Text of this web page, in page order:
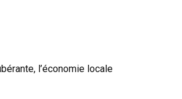
l’économie locale